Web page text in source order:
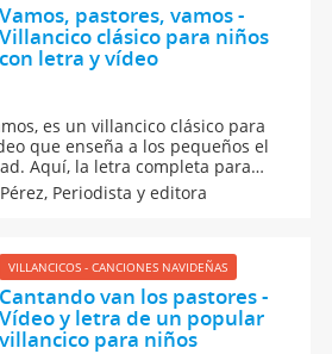
Vamos, pastores, vamos -
Villancico clásico para niños
con letra y vídeo
es un villancico clásico para
que enseña a los pequeños el
Aquí, la letra completa para
seguir el villancico y cantarlo sin
en un recurso perfecto para
Periodista y editora
VILLANCICOS - CANCIONES NAVIDEÑAS
Cantando van los pastores -
Vídeo y letra de un popular
villancico para niños